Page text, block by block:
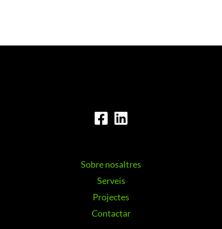
Sobre nosaltres
Serveis
Projectes
Contactar